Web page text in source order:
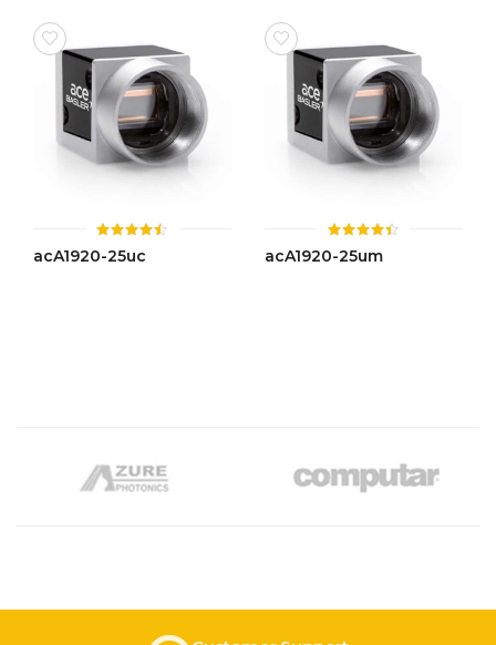
ให้
คะแนน
acA1920-25uc
ให้
คะแนน
acA1920-25um